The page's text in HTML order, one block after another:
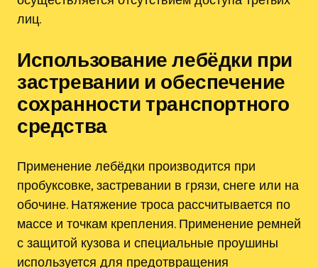
лиц.
Использование лебёдки при
застревании и обеспечение
сохранности транспортного
средства
Применение лебёдки производится при
пробуксовке, застревании в грязи, снеге или на
обочине. Натяжение троса рассчитывается по
массе и точкам крепления. Применение ремней
с защитой кузова и специальные проушины
используется для предотвращения